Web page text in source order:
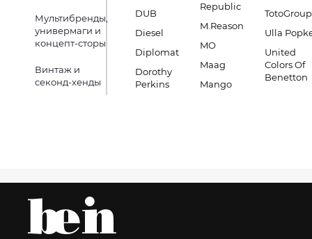
Мультибренды,
универмаги и
концепт-сторы
Винтаж и
секонд-хенды
DUB
Diesel
Diplomat
Dorothy
Perkins
Republic
M.Reason
MO
Maag
Mango
TotoGroup
Ulla
United
Colors Of
Benetton